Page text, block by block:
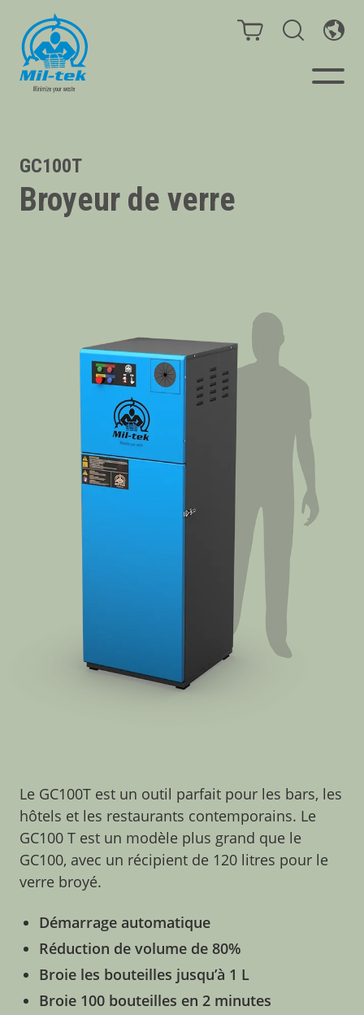
Matériaux
Cas clients
À propos de Mil-tek
Contact
GC100T
Broyeur de verre
Le GC100T est un outil parfait pour les bars, les
hôtels et les restaurants contemporains. Le
GC100 T est un modèle plus grand que le
GC100, avec un récipient de 120 litres pour le
verre broyé.
Démarrage automatique
Réduction de volume de 80%
Broie les bouteilles jusqu’à 1 L
Broie 100 bouteilles en 2 minutes